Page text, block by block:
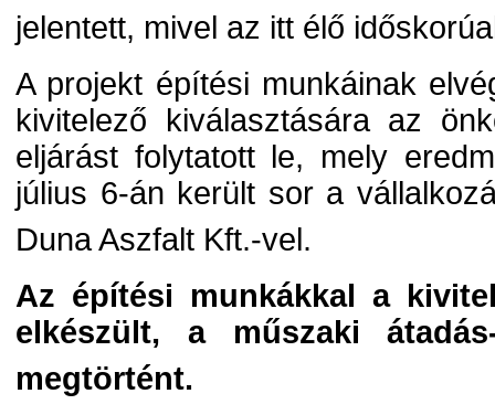
jelentett, mivel az itt élő
A projekt építési munkáinak
kivitelező kiválasztására az
eljárást folytatott le, mely
július 6-án került sor a
Duna Aszfalt Kft.-vel.
Az építési munkákkal a
elkészült, a műszaki átadás-
megtörtént.